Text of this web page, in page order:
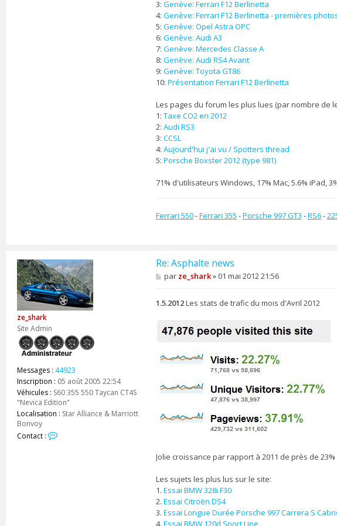
3: Genève: Ferrari F12 Berlinetta
4: Genève: Ferrari F12 Berlinetta - premières
5: Genève: Opel Astra OPC
6: Genève: Audi A3
7: Genève: Mercedes Classe A
8: Genève: Audi RS4 Avant
9: Genève: Toyota GT86
10: Présentation Ferrari F12 Berlinetta
Les pages du forum les plus lues (par nombre de
1: Taxe CO2 en 2012
2: Audi RS3
3: CCSL
4: Aujourd'hui j'ai vu / Spotters thread
5: Porsche Boxster 2012 (type 981)
71% d'utilisateurs Windows, 17% Mac, 5.6% iPad,
Ferrari 550-Ferrari 355 -Porsche 997 GT3 -RS6-
ze_shark
Site Admin
Messages : 44923
Inscription : 05 août 2005 22:54
Véhicules : S60 355 550 Taycan CT4S
"Nevica Edition"
Localisation : Star Alliance & Marriott
Bonvoy
Contact :
Re: Asphalte news
M
s
e
par ze_shark»01 mai 2012 21:56
1.5.2012Les stats de trafic du mois d'Avril 2012
Jolie croissance par rapport à 2011 de près de
Les sujets les plus lus sur le site:
1. Essai BMW 328i F30
2. Essai Citroën DS4
3. Essai Longue Durée Porsche 997 Carrera S
4. Essai BMW 120d Sport Line